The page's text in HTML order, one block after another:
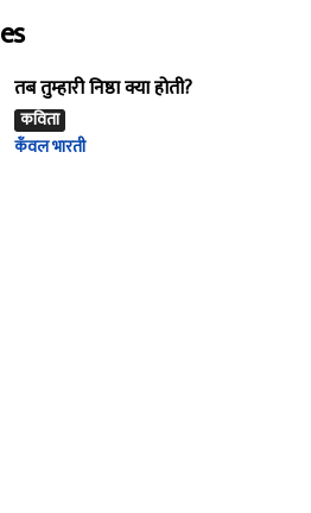
तब तुम्हारी निष्ठा क्या होती?
कविता
कँवल भारती